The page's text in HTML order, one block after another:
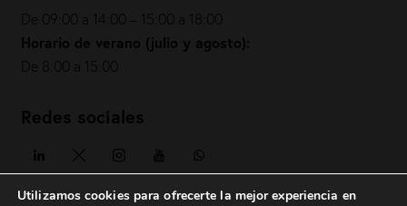
De 09:00 a 14:00 – 15:00 a 18:00
Horario de verano (julio y agosto):
De 8:00 a 15:00
Redes sociales
Utilizamos cookies para ofrecerte la mejor experiencia en